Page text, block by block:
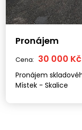
Pronájem
Cena: 30 000
Pronájem
Místek - Skalice